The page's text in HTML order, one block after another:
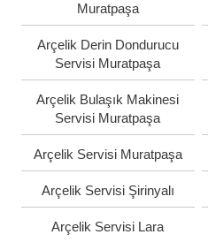
Muratpaşa
Arçelik Derin Dondurucu
Servisi Muratpaşa
Arçelik Bulaşık Makinesi
Servisi Muratpaşa
Arçelik Servisi Muratpaşa
Arçelik Servisi Şirinyalı
Arçelik Servisi Lara